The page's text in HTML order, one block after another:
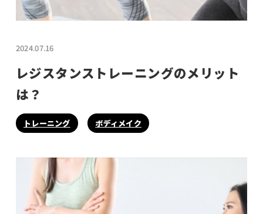
2024.07.16
レジスタンストレーニングのメリット
は？
トレーニング ボディメイク